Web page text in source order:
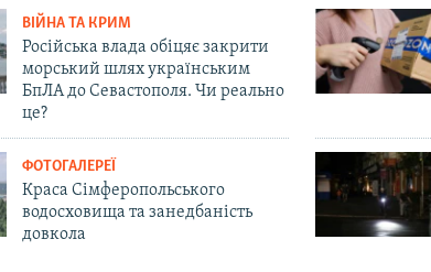
ВІЙНА ТА КРИМ
Російська влада обіцяє закрити
морський шлях українським
БпЛА до Севастополя. Чи реально
це?
ФОТОГАЛЕРЕЇ
Краса Сімферопольського
водосховища та занедбаність
довкола